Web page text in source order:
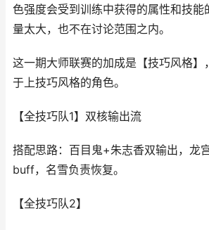
色强度会受到训练中获得的属性和技能
量太大，也不在讨论范围之内。
这一期大师联赛的加成是【技巧风格】
于上技巧风格的角色。
【全技巧队1】双核输出流
搭配思路：百目鬼+朱志香双输出，龙
buff，名雪负责恢复。
【全技巧队2】